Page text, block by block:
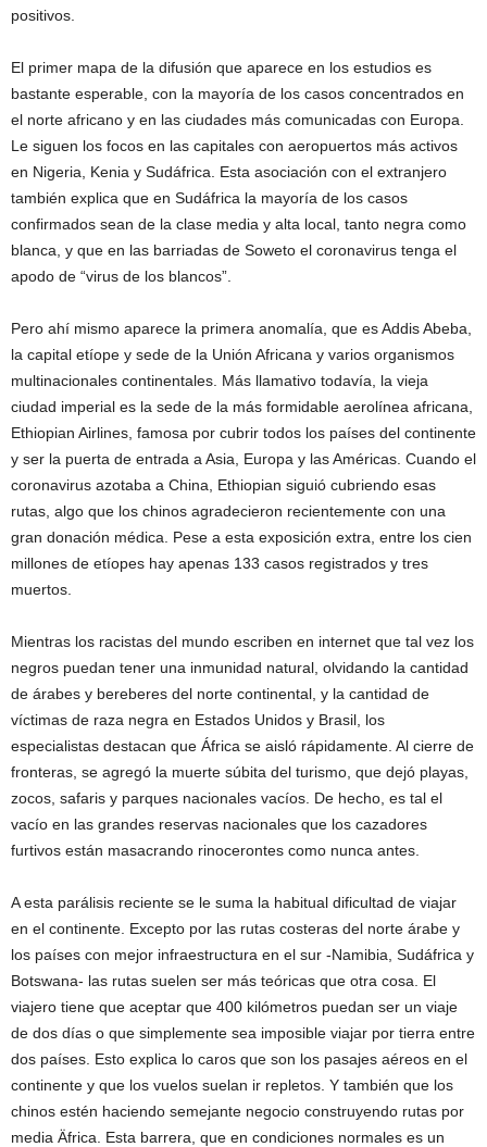
positivos.
El primer mapa de la difusión que aparece en los estudios es
bastante esperable, con la mayoría de los casos concentrados en
el norte africano y en las ciudades más comunicadas con Europa.
Le siguen los focos en las capitales con aeropuertos más activos
en Nigeria, Kenia y Sudáfrica. Esta asociación con el extranjero
también explica que en Sudáfrica la mayoría de los casos
confirmados sean de la clase media y alta local, tanto negra como
blanca, y que en las barriadas de Soweto el coronavirus tenga el
apodo de “virus de los blancos”.
Pero ahí mismo aparece la primera anomalía, que es Addis Abeba,
la capital etíope y sede de la Unión Africana y varios organismos
multinacionales continentales. Más llamativo todavía, la vieja
ciudad imperial es la sede de la más formidable aerolínea africana,
Ethiopian Airlines, famosa por cubrir todos los países del continente
y ser la puerta de entrada a Asia, Europa y las Américas. Cuando el
coronavirus azotaba a China, Ethiopian siguió cubriendo esas
rutas, algo que los chinos agradecieron recientemente con una
gran donación médica. Pese a esta exposición extra, entre los cien
millones de etíopes hay apenas 133 casos registrados y tres
muertos.
Mientras los racistas del mundo escriben en internet que tal vez los
negros puedan tener una inmunidad natural, olvidando la cantidad
de árabes y bereberes del norte continental, y la cantidad de
víctimas de raza negra en Estados Unidos y Brasil, los
especialistas destacan que África se aisló rápidamente. Al cierre de
fronteras, se agregó la muerte súbita del turismo, que dejó playas,
zocos, safaris y parques nacionales vacíos. De hecho, es tal el
vacío en las grandes reservas nacionales que los cazadores
furtivos están masacrando rinocerontes como nunca antes.
A esta parálisis reciente se le suma la habitual dificultad de viajar
en el continente. Excepto por las rutas costeras del norte árabe y
los países con mejor infraestructura en el sur -Namibia, Sudáfrica y
Botswana- las rutas suelen ser más teóricas que otra cosa. El
viajero tiene que aceptar que 400 kilómetros puedan ser un viaje
de dos días o que simplemente sea imposible viajar por tierra entre
dos países. Esto explica lo caros que son los pasajes aéreos en el
continente y que los vuelos suelan ir repletos. Y también que los
chinos estén haciendo semejante negocio construyendo rutas por
media Äfrica. Esta barrera, que en condiciones normales es un